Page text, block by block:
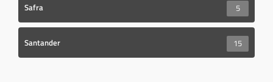
Safra 5
Santander 15